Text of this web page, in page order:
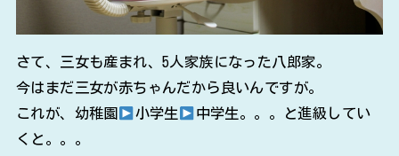
さて、三女も産まれ、5人家族になった八郎家。
今はまだ三女が赤ちゃんだから良いんですが。
これが、幼稚園
小学生
中学生。。。と進級してい
くと。。。